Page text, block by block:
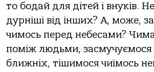
то бодай для дітей і внуків.
дурніші від інших? А, може,
чимось перед небесами?
поміж людьми, засмучуємося
ближніх, тішимося чиїмось